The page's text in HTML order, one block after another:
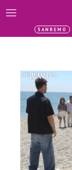
SANREMO